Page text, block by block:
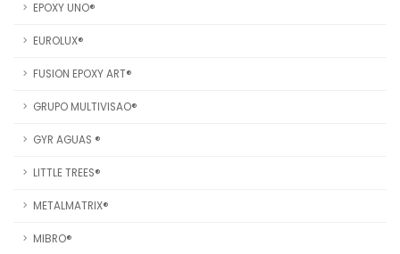
EPOXY UNO®
EUROLUX®
FUSION EPOXY ART®
GRUPO MULTIVISAO®
GYR AGUAS ®
LITTLE TREES®
METALMATRIX®
MIBRO®